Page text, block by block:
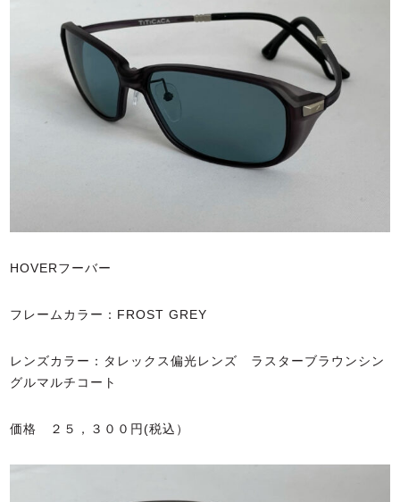
HOVERフーバー
フレームカラー：FROST GREY
レンズカラー：タレックス偏光レンズ ラスターブラウンシン
グルマルチコート
価格 ２５，３００円(税込）